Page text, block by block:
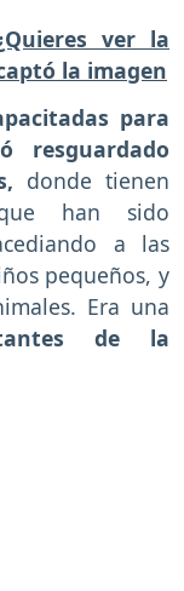
ver la
la imagen
para
resguardado
donde tienen
han sido
a las
pequeños, y
Era una
de la